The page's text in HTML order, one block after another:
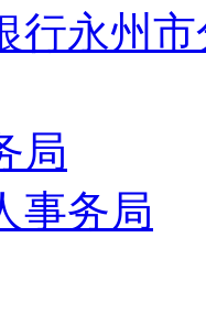
行永州
局
事务局